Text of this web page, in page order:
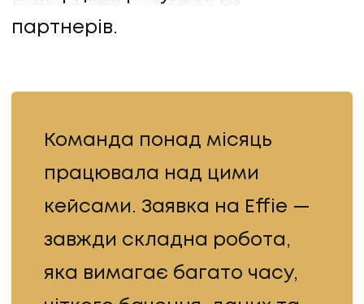
партнерів.
Команда понад місяць
працювала над цими
кейсами. Заявка на Effie —
завжди складна робота,
яка вимагає багато часу,
БЛОГ
КЛІЄНТИ
КЛІЄНТИ
КОНТАКТИ